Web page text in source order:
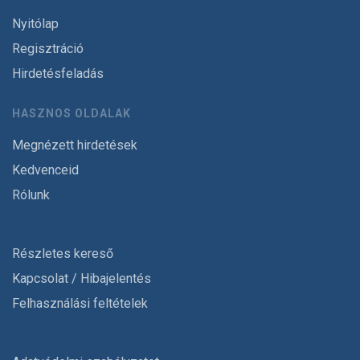
Nyitólap
Regisztráció
Hirdetésfeladás
HASZNOS OLDALAK
Megnézett hirdetések
Kedvenceid
Rólunk
Részletes kereső
Kapcsolat / Hibajelentés
Felhasználási feltételek